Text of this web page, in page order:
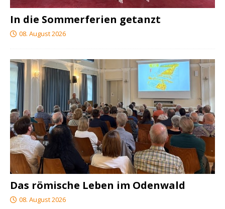
In die Sommerferien getanzt
08. August 2026
Das römische Leben im Odenwald
08. August 2026